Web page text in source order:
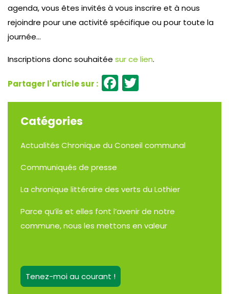
agenda, vous êtes invités à vous inscrire et à nous
rejoindre pour une activité spécifique ou pour toute la
journée…
Inscriptions donc souhaitée sur ce lien.
Facebook
Catégories
Actualités Chronique du Conseil communal
Communiqués de presse
La chronique littéraire des verts du Lothier
Parce qu’ils et elles font l’avenir de notre
commune, nous les mettons en valeur
Tenez-moi au courant !